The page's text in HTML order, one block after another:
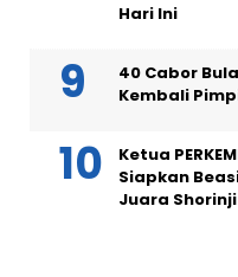
Hari Ini
40 Cabor
Kembali
Ketua
Siapkan
Juara Shorinji